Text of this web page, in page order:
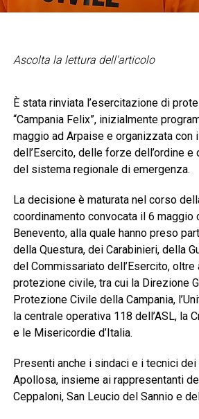
Ascolta la lettura dell'articolo
È stata rinviata l’esercitazione di
“Campania Felix”, inizialmente
maggio ad Arpaise e organizzata con
dell’Esercito, delle forze dell’ordine
del sistema regionale di emergenza.
La decisione è maturata nel corso
coordinamento convocata il 6 maggio
Benevento, alla quale hanno preso
della Questura, dei Carabinieri, della
del Commissariato dell’Esercito,
protezione civile, tra cui la Direzione
Protezione Civile della Campania,
la centrale operativa 118 dell’ASL, la
e le Misericordie d’Italia.
Presenti anche i sindaci e i tecnici
Apollosa, insieme ai rappresentanti
Ceppaloni, San Leucio del Sannio e